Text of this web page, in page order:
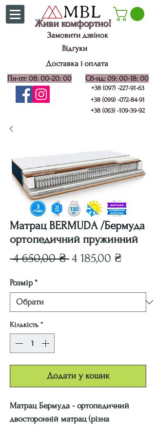
Живи комфортно!
Замовити дзвінок
Відгуки
Доставка і оплата
Пн-пт: 08: 00-20: 00 Сб-нд: 09: 00-18: 00
+38 (099) -072-84-91
+38 (097) -227-91-63
+38 (063) -109-39-92
Матрац BERMUDA /Бермуда
ортопедичний пружинний
4 650,00 ₴ Звичайна
4 185,00 ₴За
Розмір *
Кількість *
Додати у кошик
Матрац Бермуда - ортопедичний
двосторонній матрац (різна